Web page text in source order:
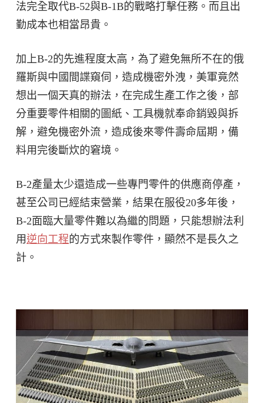
法完全取代B-52與B-1B的戰略打擊任務。而且出
勤成本也相當昂貴。
加上B-2的先進程度太高，為了避免無所不在的俄
羅斯與中國間諜窺伺，造成機密外洩，美軍竟然
想出一個天真的辦法，在完成生產工作之後，部
分重要零件相關的圖紙、工具機就奉命銷毀與拆
解，避免機密外流，造成後來零件壽命屆期，備
料用完後斷炊的窘境。
B-2產量太少還造成一些專門零件的供應商停產，
甚至公司已經結束營業，結果在服役20多年後，
B-2面臨大量零件難以為繼的問題，只能想辦法利
用逆向工程的方式來製作零件，顯然不是長久之
計。